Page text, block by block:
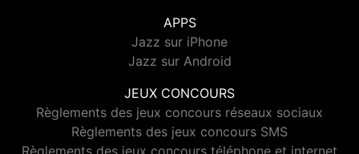
APPS
Jazz sur iPhone
Jazz sur Android
JEUX CONCOURS
Règlements des jeux concours réseaux sociaux
Règlements des jeux concours SMS